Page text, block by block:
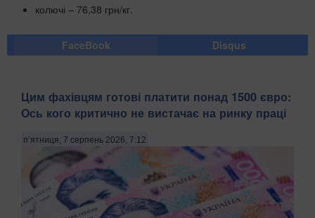
колючі – 76,38 грн/кг.
FaceBook Disqus
Цим фахівцям готові платити понад 1500 євро:
Ось кого критично не вистачає на ринку праці
п’ятниця, 7 серпень 2026, 7:12